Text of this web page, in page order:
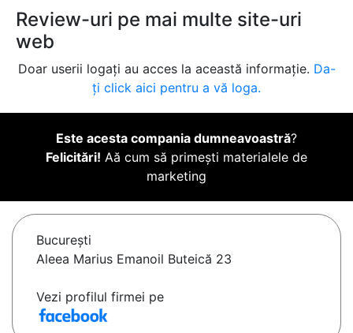
Review-uri pe mai multe site-uri
web
Doar userii logați au acces la această informație. Da-
ți click aici pentru a vă loga.
Este acesta compania dumneavoastră?
Felicitări! Aă cum să primești materialele de
marketing
Bucureşti
Aleea Marius Emanoil Buteică 23
Vezi profilul firmei pe